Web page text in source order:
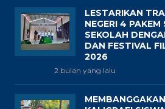
LESTARIKAN
NEGERI 4 PAKEM
SEKOLAH
DAN FESTIVAL
2026
2 bulan yang lalu